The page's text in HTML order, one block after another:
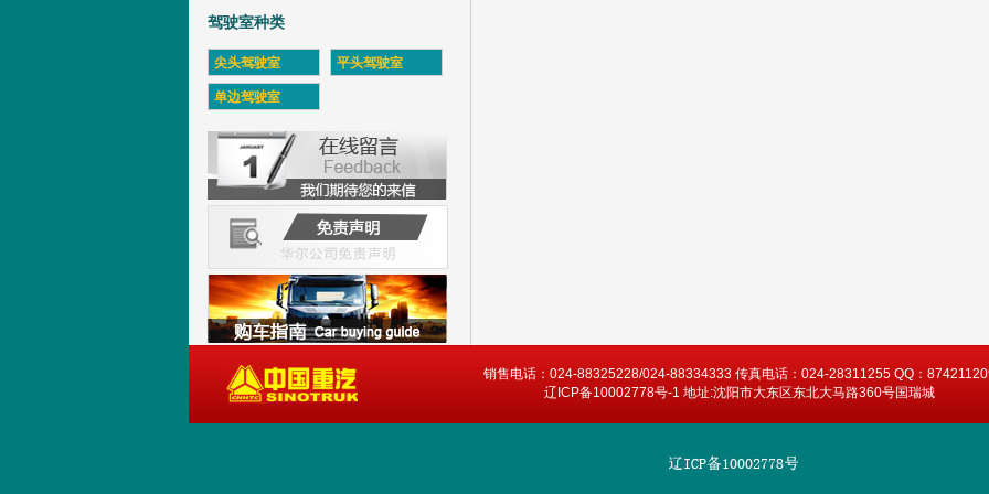
驾驶室种类
尖头驾驶室 平头驾驶室
单边驾驶室
销售电话：024-88325228/024-88334333 传真电话：024-28311255 QQ：
辽ICP备10002778号-1 地址:沈阳市大东区东北大马路360号国瑞城